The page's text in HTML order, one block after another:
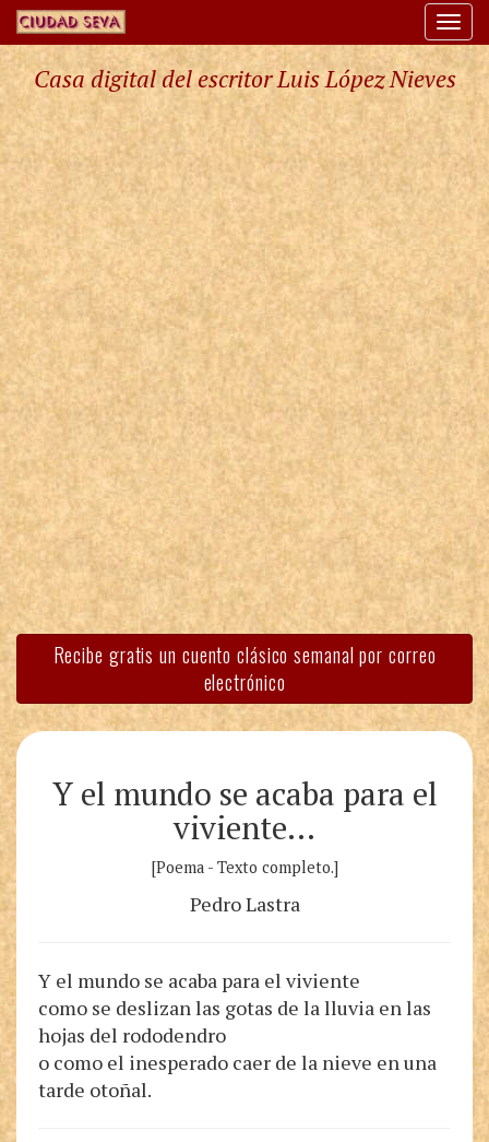
Casa digital del escritor Luis López Nieves
Recibe gratis un cuento clásico semanal por correo
electrónico
Y el mundo se acaba para el
viviente…
[Poema - Texto completo.]
Pedro Lastra
Y el mundo se acaba para el viviente
como se deslizan las gotas de la lluvia en las
hojas del rododendro
o como el inesperado caer de la nieve en una
tarde otoñal.